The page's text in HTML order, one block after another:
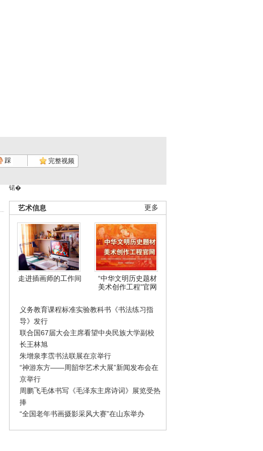
踩 完整视频
锘�
更多
艺术信息
走进插画师的工作间
“中华文明历史题材
美术创作工程”官网
义务教育课程标准实验教科书《书法练习指
导》发行
联合国67届大会主席看望中央民族大学副校
长王林旭
朱增泉李霑书法联展在京举行
“神游东方——周韶华艺术大展”新闻发布会在
京举行
周鹏飞毛体书写《毛泽东主席诗词》展览受热
捧
“全国老年书画摄影采风大赛”在山东举办